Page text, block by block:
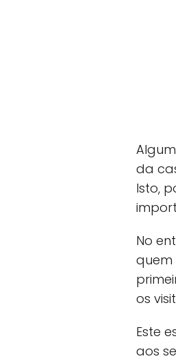
da
Isto,
No
quem
os
Este
aos